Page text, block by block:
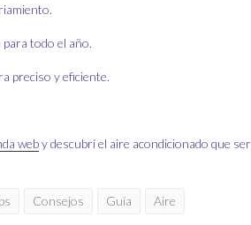
para todo el año.
preciso y eficiente.
weby descubrí el aire acondicionado que
Consejos Guía Aire